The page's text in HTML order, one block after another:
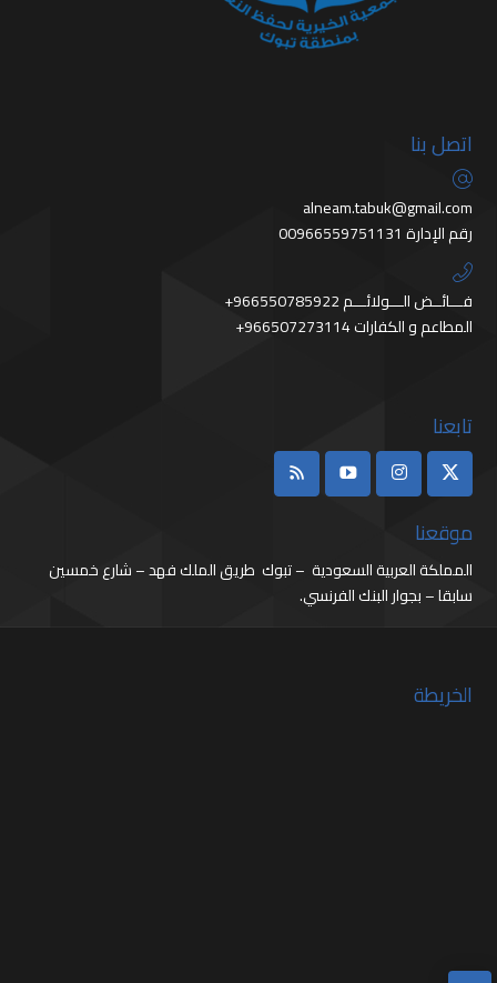
اتصل بنا
alneam.tabuk@gmail.com
رقم الإدارة 00966559751131
+966550785922 فـــائــض الـــولائـــم
+966507273114 المطاعم و الكفارات
تابعنا
موقعنا
المملكة العربية السعودية – تبوك طريق الملك فهد – شارع خمسين
سابقا – بجوار البنك الفرنسي.
الخريطة